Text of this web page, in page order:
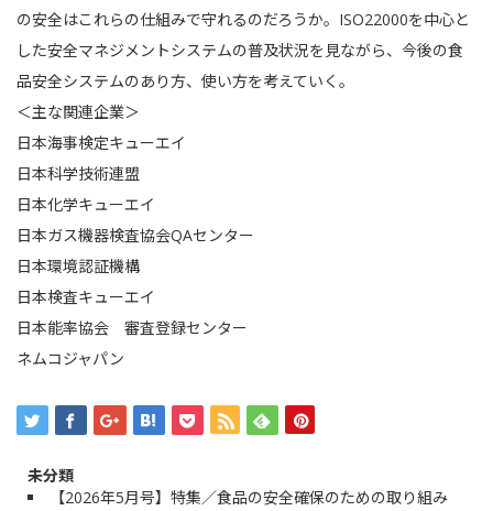
の安全はこれらの仕組みで守れるのだろうか。ISO22000を中心と
した安全マネジメントシステムの普及状況を見ながら、今後の食
品安全システムのあり方、使い方を考えていく。
＜主な関連企業＞
日本海事検定キューエイ
日本科学技術連盟
日本化学キューエイ
日本ガス機器検査協会QAセンター
日本環境認証機構
日本検査キューエイ
日本能率協会 審査登録センター
ネムコジャパン
未分類
【2026年5月号】特集／食品の安全確保のための取り組み